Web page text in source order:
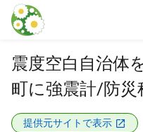
本文に飛ぶ
震度空白自治体
町に強震計/防災
提供元サイトで表示